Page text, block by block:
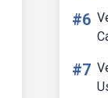
#6
#7